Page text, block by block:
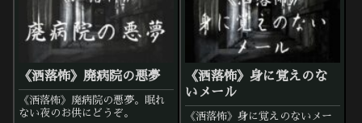
《洒落怖》廃病院の悪夢
《洒落怖》廃病院の悪夢。眠れ
ない夜のお供にどうぞ。
《洒落怖》身に覚えのな
いメール
《洒落怖》身に覚えのないメー